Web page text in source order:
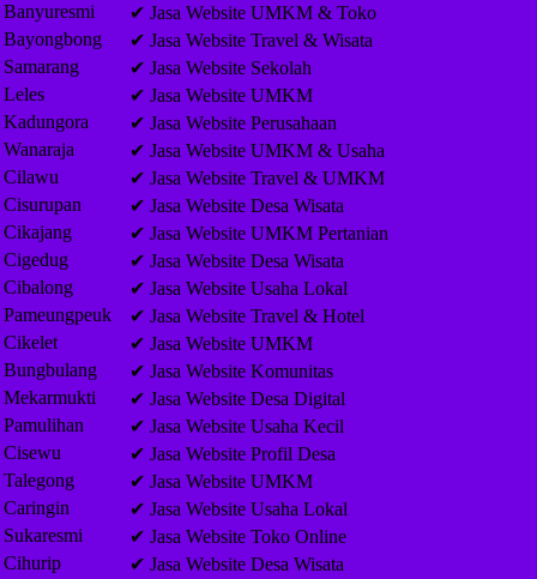
Banyuresmi
✔ Jasa Website UMKM & Toko
Bayongbong
✔ Jasa Website Travel & Wisata
Samarang
✔ Jasa Website Sekolah
Leles
✔ Jasa Website UMKM
Kadungora
✔ Jasa Website Perusahaan
Wanaraja
✔ Jasa Website UMKM & Usaha
Cilawu
✔ Jasa Website Travel & UMKM
Cisurupan
✔ Jasa Website Desa Wisata
Cikajang
✔ Jasa Website UMKM Pertanian
Cigedug
✔ Jasa Website Desa Wisata
Cibalong
✔ Jasa Website Usaha Lokal
Pameungpeuk
✔ Jasa Website Travel & Hotel
Cikelet
✔ Jasa Website UMKM
Bungbulang
✔ Jasa Website Komunitas
Mekarmukti
✔ Jasa Website Desa Digital
Pamulihan
✔ Jasa Website Usaha Kecil
Cisewu
✔ Jasa Website Profil Desa
Talegong
✔ Jasa Website UMKM
Caringin
✔ Jasa Website Usaha Lokal
Sukaresmi
✔ Jasa Website Toko Online
Cihurip
✔ Jasa Website Desa Wisata